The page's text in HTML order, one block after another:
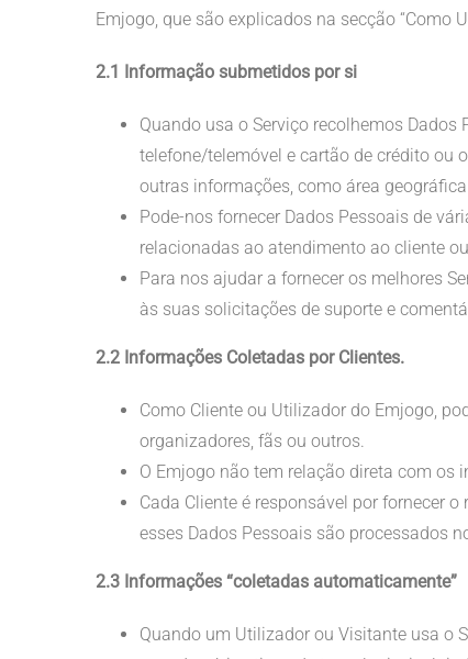
Emjogo, que são explicados na secção “Como
2.1 Informação submetidos por si
Quando usa o Serviço recolhemos Dados
telefone/telemóvel e cartão de crédito ou
outras informações, como área
Pode-nos fornecer Dados Pessoais de
relacionadas ao atendimento ao cliente
Para nos ajudar a fornecer os melhores
às suas solicitações de suporte e
2.2 Informações Coletadas por Clientes.
Como Cliente ou Utilizador do Emjogo,
organizadores, fãs ou outros.
O Emjogo não tem relação direta com os
Cada Cliente é responsável por fornecer
esses Dados Pessoais são processados
2.3 Informações “coletadas automaticamente”
Quando um Utilizador ou Visitante usa o